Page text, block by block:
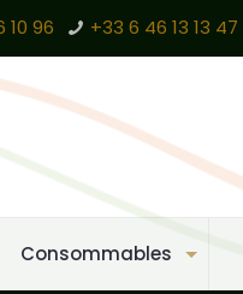
10 96 +33 6 46 13 13 47
Consommables